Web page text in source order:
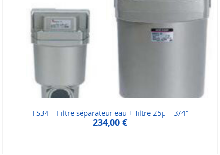
FS34 – Filtre séparateur eau + filtre 25µ – 3/4″
234,00 €